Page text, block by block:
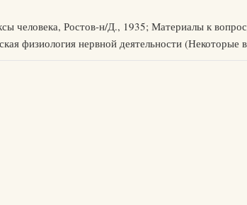
человека, Ростов-н/Д., 1935; Материалы к
физиология нервной деятельности